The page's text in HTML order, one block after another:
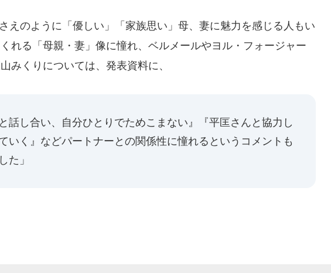
えのように「優しい」「家族思い」母、妻に魅力を感じる人もい
れる「母親・妻」像に憧れ、ベルメールやヨル・フォージャー
みくりについては、発表資料に、
話し合い、自分ひとりでためこまない』『平匡さんと協力し
いく』などパートナーとの関係性に憧れるというコメントも
た」